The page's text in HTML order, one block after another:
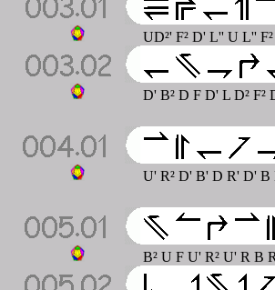
UD²' F² D' L'' U L''
D' B² D F D' L D² F²
U' R² D' B' D R' D'
B² U F U' R² U' R B